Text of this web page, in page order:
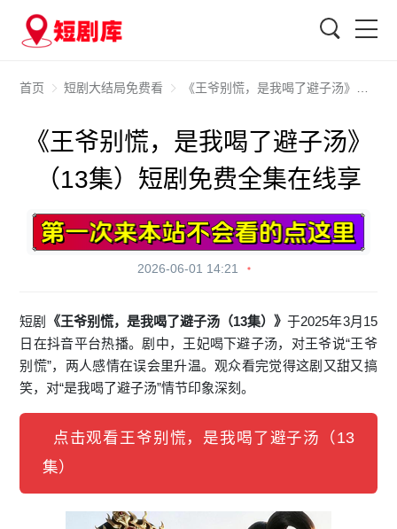
首页 短剧大结局免费看 《王爷别慌，是我喝了避子汤》（13集）短剧免费全集在线享
《王爷别慌，是我喝了避子汤》
（13集）短剧免费全集在线享
2026-06-01 14:21
短剧 《王爷别慌，是我喝了避子汤（13集）》于2025年3月15
日在抖音平台热播。剧中，王妃喝下避子汤，对王爷说“王爷
别慌”，两人感情在误会里升温。观众看完觉得这剧又甜又搞
笑，对“是我喝了避子汤”情节印象深刻。
点击观看王爷别慌，是我喝了避子汤（13
集）